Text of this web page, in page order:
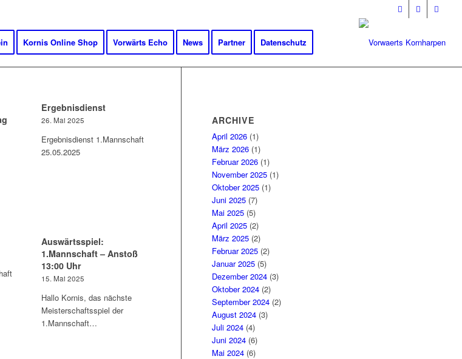
Kornis Online Shop Vorwärts Echo News Partner Datenschutz
Ergebnisdienst
26. Mai 2025
Ergebnisdienst 1.Mannschaft
25.05.2025
Auswärtsspiel:
1.Mannschaft – Anstoß
13:00 Uhr
15. Mai 2025
Hallo Kornis, das nächste
Meisterschaftsspiel der
1.Mannschaft…
ARCHIVE
April 2026 (1)
März 2026 (1)
Februar 2026 (1)
November 2025 (1)
Oktober 2025 (1)
Juni 2025 (7)
Mai 2025 (5)
April 2025 (2)
März 2025 (2)
Februar 2025 (2)
Januar 2025 (5)
Dezember 2024 (3)
Oktober 2024 (2)
September 2024 (2)
August 2024 (3)
Juli 2024 (4)
Juni 2024 (6)
Mai 2024 (6)